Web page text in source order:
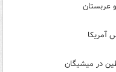
عربستان
آمریکا
در میشیگان